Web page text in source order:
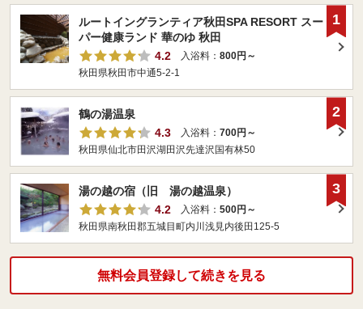
ルートイングランティア秋田SPA RESORT スー
パー健康ランド 華のゆ 秋田
4.2
入浴料： 800円～
秋田県秋田市中通5-2-1
1
鶴の湯温泉
4.3
入浴料： 700円～
秋田県仙北市田沢湖田沢先達沢国有林50
2
湯の越の宿（旧 湯の越温泉）
4.2
入浴料： 500円～
秋田県南秋田郡五城目町内川浅見内後田125-5
3
無料会員登録して続きを見る